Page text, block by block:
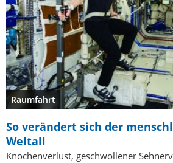
Raumfahrt
So verändert sich der
Weltall
Knochenverlust, geschwollener